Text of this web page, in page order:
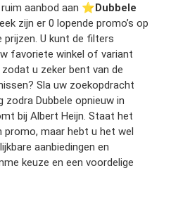
aanbod aan ⭐️Dubbele
zijn er 0 lopende promo’s op
prijzen. U kunt de filters
favoriete winkel of variant
u zeker bent van de
Sla uw zoekopdracht
zodra Dubbele opnieuw in
bij Albert Heijn. Staat het
maar hebt u het wel
aanbiedingen en
keuze en een voordelige